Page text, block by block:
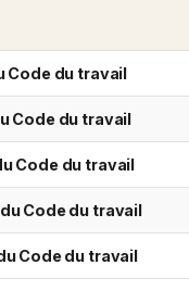
Code du travail
Code du travail
Code du travail
Code du travail
Code du travail